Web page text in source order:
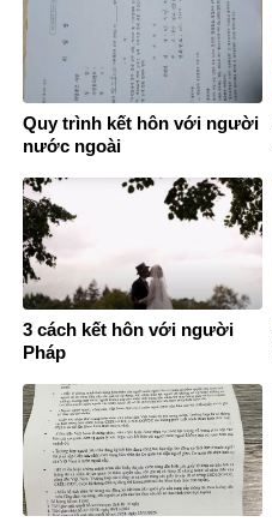
Quy trình kết hôn với người
nước ngoài
3 cách kết hôn với người
Pháp